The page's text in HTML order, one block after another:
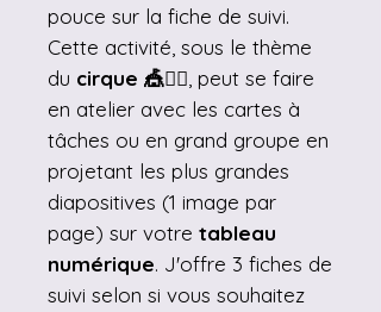
pouce sur la fiche de suivi.
Cette activité, sous le thème
du cirque 🎪🤹‍♂️, peut se faire
en atelier avec les cartes à
tâches ou en grand groupe en
projetant les plus grandes
diapositives (1 image par
page) sur votre tableau
numérique. J'offre 3 fiches de
suivi selon si vous souhaitez